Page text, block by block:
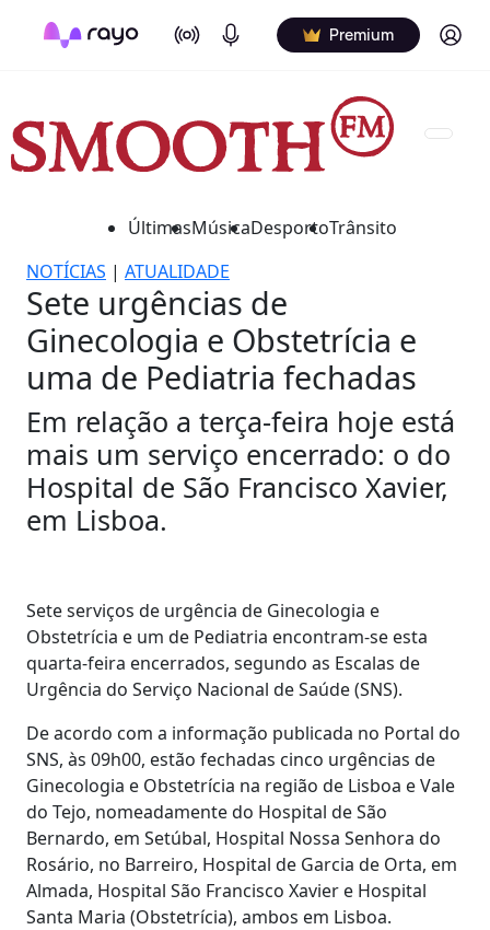
On Air Podcasts Premium Log in
ÚltimasMúsicaDesportoTrânsito
NOTÍCIAS | ATUALIDADE
Sete urgências de
Ginecologia e Obstetrícia e
uma de Pediatria fechadas
Em relação a terça-feira hoje está
mais um serviço encerrado: o do
Hospital de São Francisco Xavier,
em Lisboa.
Sete serviços de urgência de Ginecologia e
Obstetrícia e um de Pediatria encontram-se esta
quarta-feira encerrados, segundo as Escalas de
Urgência do Serviço Nacional de Saúde (SNS).
De acordo com a informação publicada no Portal do
SNS, às 09h00, estão fechadas cinco urgências de
Ginecologia e Obstetrícia na região de Lisboa e Vale
do Tejo, nomeadamente do Hospital de São
Bernardo, em Setúbal, Hospital Nossa Senhora do
Rosário, no Barreiro, Hospital de Garcia de Orta, em
Almada, Hospital São Francisco Xavier e Hospital
Santa Maria (Obstetrícia), ambos em Lisboa.